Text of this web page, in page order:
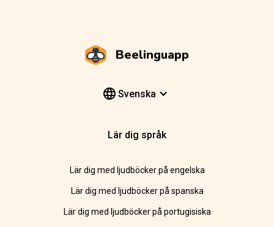
Beelinguapp
Svenska
Lär dig språk
Lär dig med ljudböcker på engelska
Lär dig med ljudböcker på spanska
Lär dig med ljudböcker på portugisiska